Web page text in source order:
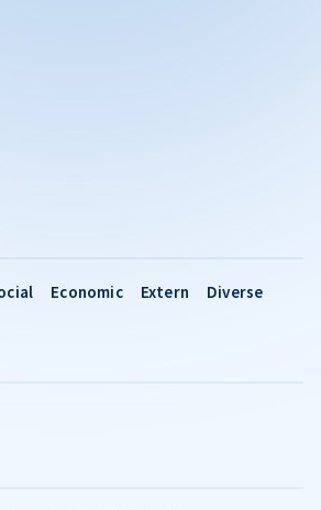
Economic Extern Diverse